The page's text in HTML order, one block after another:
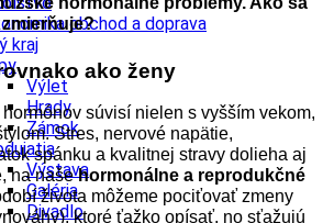
obchod a doprava
kraj
Výlet
Hrady
Zámok
Výstava
Galéria
Divadlo
ako ženy
súvisí nielen s vyšším vekom,
Stres, nervové napätie,
spánku a kvalitnej stravy dolieha aj
na našehormonálne a reprodukčné
života môžeme pociťovať zmeny
ktoré ťažko opísať, no sťažujú